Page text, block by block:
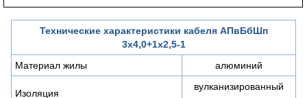
Технические характеристики кабеля АПвБбШп
3х4,0+1х2,5-1
Материал жилы
алюминий
Изоляция
вулканизированный